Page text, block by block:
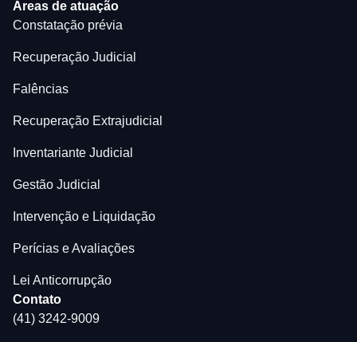
Áreas de atuação
Constatação prévia
Recuperação Judicial
Falências
Recuperação Extrajudicial
Inventariante Judicial
Gestão Judicial
Intervenção e Liquidação
Perícias e Avaliações
Lei Anticorrupção
Contato
(41) 3242-9009